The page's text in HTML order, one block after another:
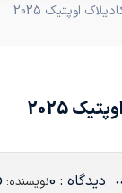
اوپتیک 2025
2025
دیدگاه : 0 نویسنده: